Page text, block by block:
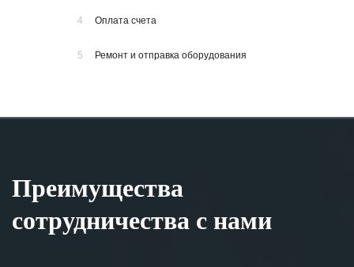
4 Оплата счета
5 Ремонт и отправка оборудования
Преимущества
сотрудничества с нами